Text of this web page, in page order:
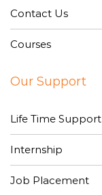
Contact Us
Courses
Our Support
Life Time Support
Internship
Job Placement